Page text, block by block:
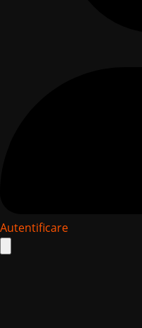
Autentificare